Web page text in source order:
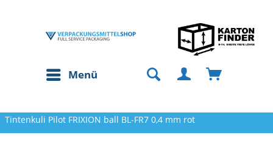
Menü
Tintenkuli Pilot FRIXION ball BL-FR7 0,4 mm rot